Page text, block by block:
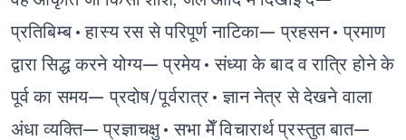
प्रतिबिम्ब • हास्य रस से परिपूर्ण नाटिका— प्रहसन • प्रमाण
द्वारा सिद्ध करने योग्य— प्रमेय • संध्या के बाद व रात्रि होने के
पूर्व का समय— प्रदोष/पूर्वरात्र • ज्ञान नेत्र से देखने वाला
अंधा व्यक्ति— प्रज्ञाचक्षु • सभा मेँ विचारार्थ प्रस्तुत बात—